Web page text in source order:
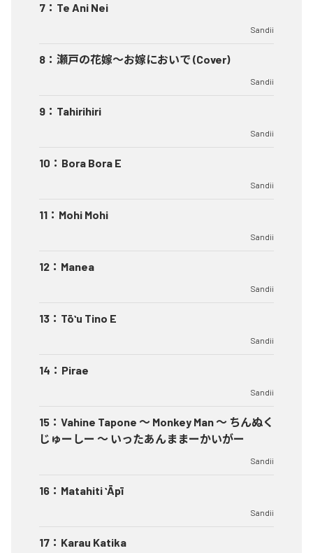
7 ： Te Ani Nei
Sandii
8 ： 瀬戸の花嫁～お嫁においで (Cover)
Sandii
9 ： Tahirihiri
Sandii
10 ： Bora Bora E
Sandii
11 ： Mohi Mohi
Sandii
12 ： Manea
Sandii
13 ： Tōʻu Tino E
Sandii
14 ： Pirae
Sandii
15 ： Vahine Tapone 〜 Monkey Man 〜 ちんぬく
じゅーしー 〜 いったあんままーかいがー
Sandii
16 ： Matahiti ʻĀpī
Sandii
17 ： Karau Katika